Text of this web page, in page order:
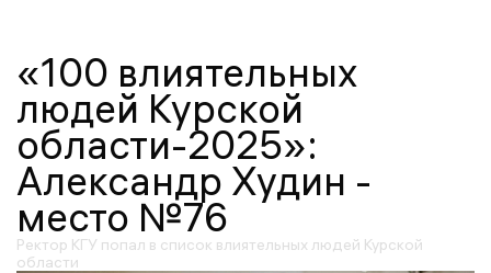
«100 влиятельных
людей Курской
области-2025»:
Александр Худин -
место №76
Ректор КГУ попал в список влиятельных людей Курской
области